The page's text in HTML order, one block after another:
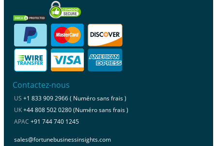
Contactez-nous
US +1 833 909 2966 ( Numéro sans frais )
UK+44 808 502 0280 (Numéro sans frais )
APAC +91 744 740 1245
sales@fortunebusinessinsights.com